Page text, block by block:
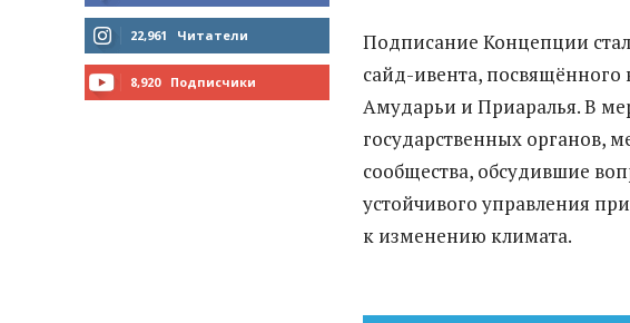
МНЕ НРАВИТСЯ
22,961 Читатели
8,920 Подписчики
Подписание Концепции
сайд-ивента,
Амударьи и Приаралья. В
государственных органов,
сообщества, обсудившие
устойчивого управления
к изменению климата.